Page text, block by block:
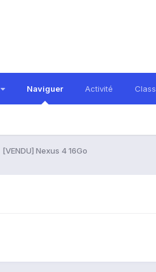
Naviguer Activité
[VENDU] Nexus 4 16Go